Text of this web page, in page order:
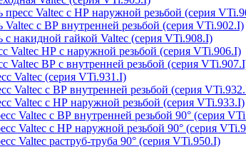
пресс Valtec с НР наружной резьбой (серия
Valtec с ВР внутренней резьбой (серия VTi.902.I)
с накидной гайкой Valtec (серия VTi.908.I)
Valtec НР с наружной резьбой (серия VTi.906.I)
Valtec ВР с внутренней резьбой (серия
Valtec (серия VTi.931.I)
Valtec с ВР внутренней резьбой (серия
Valtec с НР наружной резьбой (серия VTi.933.I)
Valtec с ВР внутренней резьбой 90° (серия
Valtec с НР наружной резьбой 90° (серия
Valtec раструб-труба 90° (серия VTi.950.I)